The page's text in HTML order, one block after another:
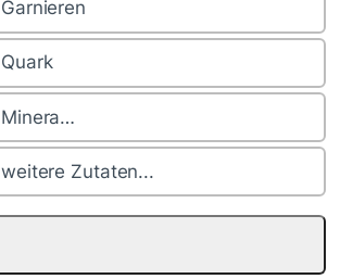
Garnieren
Quark
Minera…
weitere Zutaten...